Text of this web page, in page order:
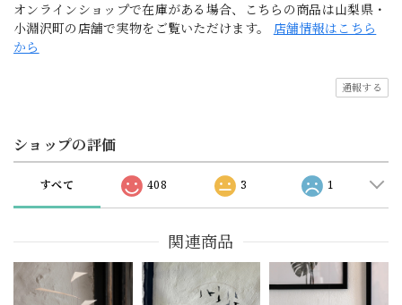
オンラインショップで在庫がある場合、こちらの商品は山梨県・
小淵沢町の店舗で実物をご覧いただけます。 店舗情報はこちら
から
通報する
ショップの評価
すべて 408 3 1
関連商品